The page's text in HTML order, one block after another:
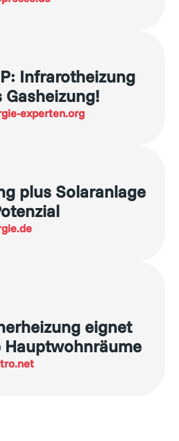
Infrarotheizung
experten.org
plus Solaranlage
eignet